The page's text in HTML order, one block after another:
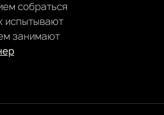
собраться
испытывают
занимают